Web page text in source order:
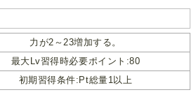
力が2～23増加する。
最大Lv習得時必要ポイント:80
初期習得条件:Pt総量1以上